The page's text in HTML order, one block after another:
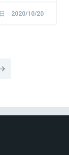
2020/10/20